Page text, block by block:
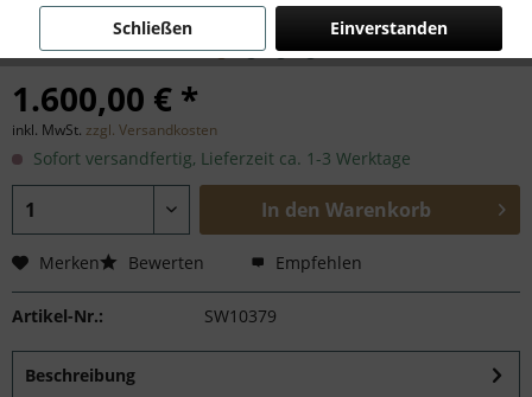
1.600,00 € *
inkl. MwSt. zzgl. Versandkosten
Sofort versandfertig, Lieferzeit ca. 1-3 Werktage
In den Warenkorb
Merken Bewerten Empfehlen
Artikel-Nr.: SW10379
Beschreibung
Einverstanden
Schließen